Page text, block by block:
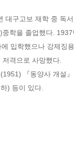
대구고보 재학 중 독
학을 졸업했다.
입학했으나 강제징
격으로 사망했다.
『동양사 개설
) 등이 있다.